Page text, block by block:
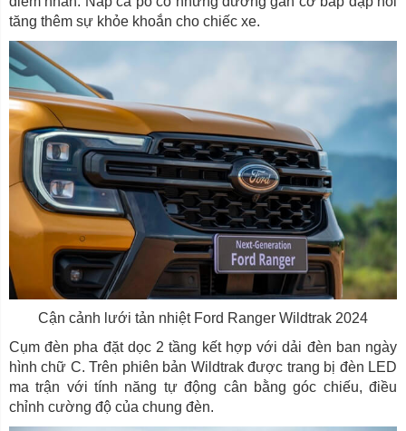
tăng thêm sự khỏe khoắn cho chiếc xe.
Cận cảnh lưới tản nhiệt Ford Ranger Wildtrak 2024
Cụm đèn pha đặt dọc 2 tầng kết hợp với dải đèn ban ngày
hình chữ C. Trên phiên bản Wildtrak được trang bị đèn LED
ma trận với tính năng tự động cân bằng góc chiếu, điều
chỉnh cường độ của chung đèn.